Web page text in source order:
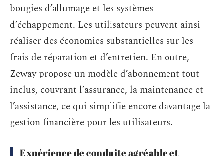
bougies d’allumage et les systèmes
d’échappement. Les utilisateurs peuvent ainsi
réaliser des économies substantielles sur les
frais de réparation et d’entretien. En outre,
Zeway propose un modèle d’abonnement tout
inclus, couvrant l’assurance, la maintenance et
l’assistance, ce qui simplifie encore davantage la
gestion financière pour les utilisateurs.
Expérience de conduite agréable et